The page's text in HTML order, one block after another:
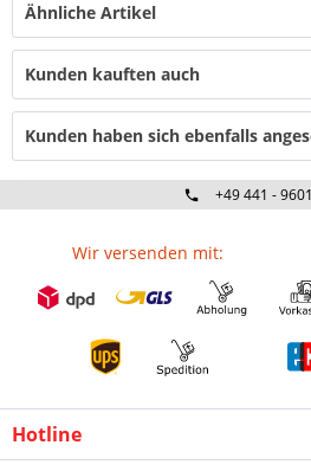
Ähnliche Artikel
Kunden kauften auch
Kunden haben sich ebenfalls
+49 441 -
Wir versenden mit:
Hotline